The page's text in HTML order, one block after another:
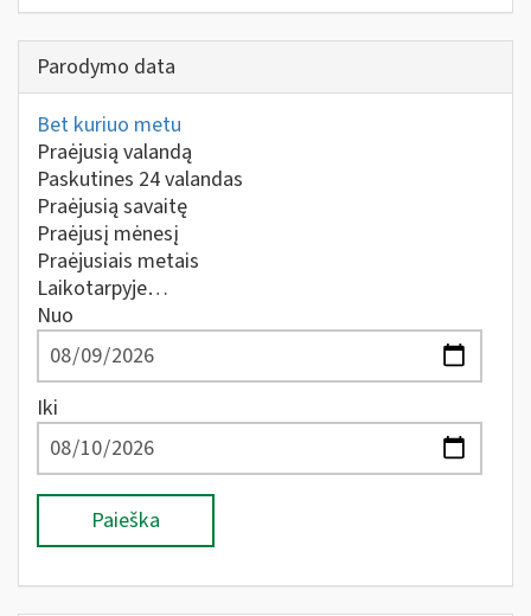
Parodymo data
Bet kuriuo metu
Praėjusią valandą
Paskutines 24 valandas
Praėjusią savaitę
Praėjusį mėnesį
Praėjusiais metais
Laikotarpyje…
Nuo
Iki
Paieška